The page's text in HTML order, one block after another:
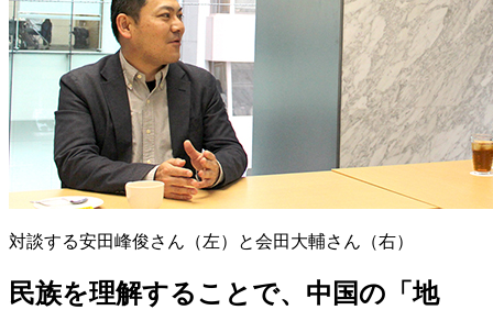
対談する安田峰俊さん（左）と会田大輔さん（右）
民族を理解することで、中国の「地